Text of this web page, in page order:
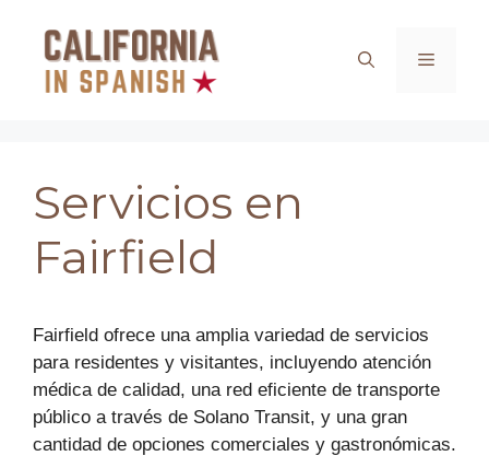
contenido
Menú
Servicios en
Fairfield
Fairfield ofrece una amplia variedad de servicios
para residentes y visitantes, incluyendo atención
médica de calidad, una red eficiente de transporte
público a través de Solano Transit, y una gran
cantidad de opciones comerciales y gastronómicas.